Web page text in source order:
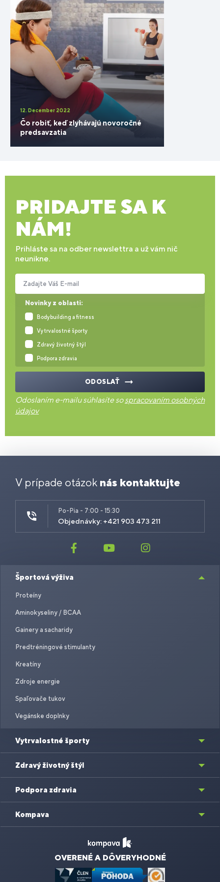
12. December 2022
Čo robiť, keď zlyhávajú novoročné
predsavzatia
PRIDAJTE SA K
NÁM!
Prihláste sa na odber newslettra a už vám nič
neunikne.
Novinky z oblasti:
Bodybuilding a fitness
Vytrvalostné športy
Zdravý životný štýl
Podpora zdravia
Zadajte Váš E-mail
ODOSLAŤ
Odoslaním e-mailu súhlasíte sospracovaním osobných
údajov
V prípade otázok nás kontaktujte
Po-Pia - 7:00 - 15:30
Objednávky: +421 903 473 211
Športová výživa
Proteíny
Aminokyseliny / BCAA
Gainery a sacharidy
Predtréningové stimulanty
Kreatíny
Zdroje energie
Spaľovače tukov
Vegánske doplnky
Vytrvalostné športy
Zdravý životný štýl
Podpora zdravia
Kompava
OVERENÉ A DÔVERYHODNÉ